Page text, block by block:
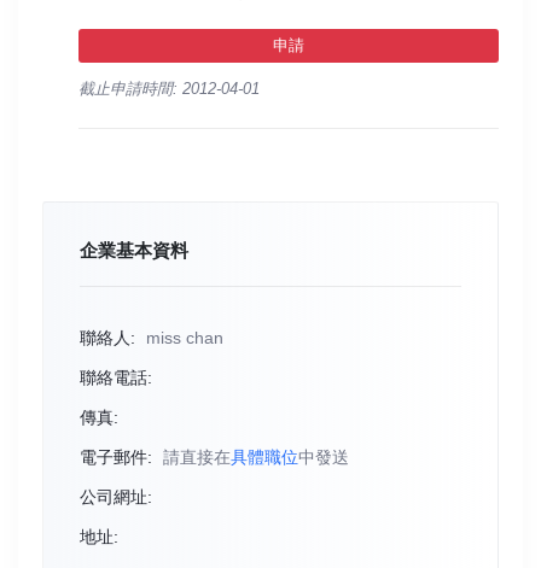
申請
截止申請時間: 2012-04-01
企業基本資料
聯絡人: miss chan
聯絡電話:
傳真:
電子郵件: 請直接在具體職位中發送
公司網址:
地址: